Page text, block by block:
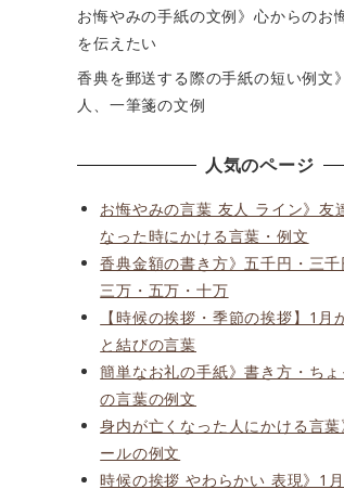
お悔やみの手紙の文例》心からのお
を伝えたい
香典を郵送する際の手紙の短い例文
人、一筆箋の文例
人気のページ
お悔やみの言葉 友人 ライン》友
なった時にかける言葉・例文
香典金額の書き方》五千円・三千
三万・五万・十万
【時候の挨拶・季節の挨拶】1月
と結びの言葉
簡単なお礼の手紙》書き方・ち
の言葉の例文
身内が亡くなった人にかける言
ールの例文
時候の挨拶 やわらかい 表現》1